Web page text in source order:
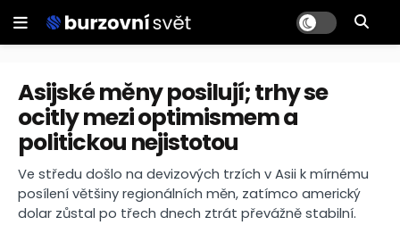
Asijské měny posilují; trhy se
ocitly mezi optimismem a
politickou nejistotou
Ve středu došlo na devizových trzích v Asii k mírnému
posílení většiny regionálních měn, zatímco americký
dolar zůstal po třech dnech ztrát převážně stabilní.